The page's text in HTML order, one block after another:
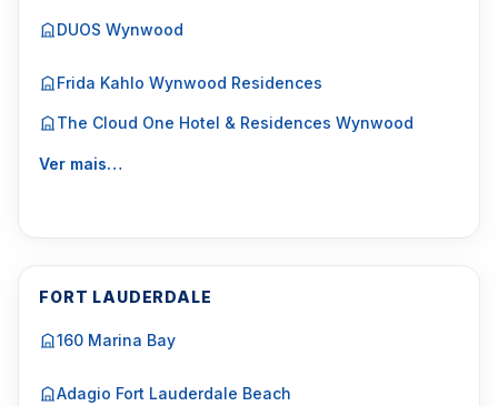
DUOS Wynwood
Frida Kahlo Wynwood Residences
The Cloud One Hotel & Residences Wynwood
Ver mais…
FORT LAUDERDALE
160 Marina Bay
Adagio Fort Lauderdale Beach